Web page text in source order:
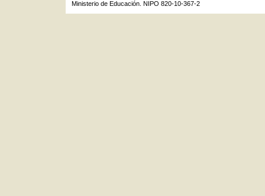
Ministerio de Educación. NIPO 820-10-367-2